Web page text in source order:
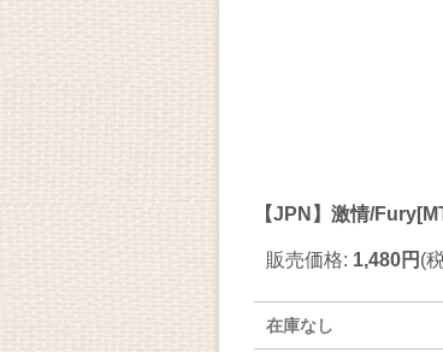
【JPN】激情/
販売価格: 1,480円 (
在庫なし